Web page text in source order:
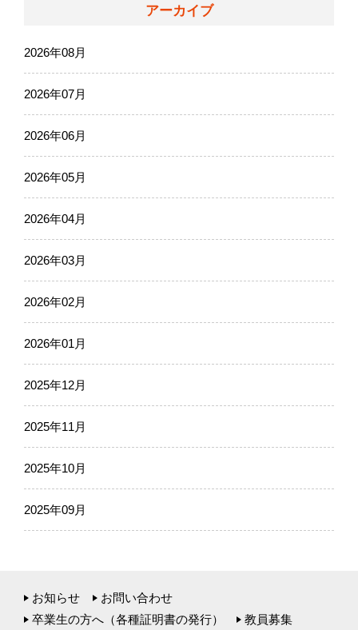
アーカイブ
2026年08月
2026年07月
2026年06月
2026年05月
2026年04月
2026年03月
2026年02月
2026年01月
2025年12月
2025年11月
2025年10月
2025年09月
お知らせ
お問い合わせ
卒業生の方へ（各種証明書の発行）
教員募集